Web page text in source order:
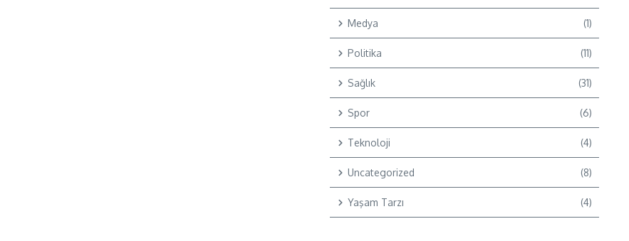
Medya (1)
Politika (11)
Sağlık (31)
Spor (6)
Teknoloji (4)
Uncategorized (8)
Yaşam Tarzı (4)